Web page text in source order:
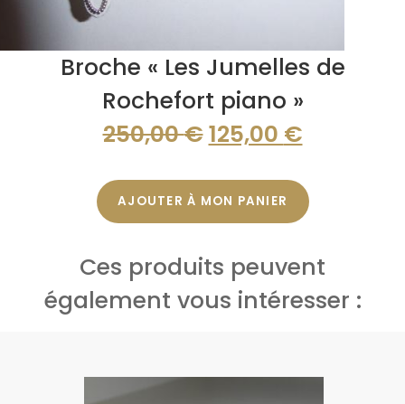
Broche « Les Jumelles de
Rochefort piano »
250,00€Le
initial
était :
250,00 €.
125,00 €Le
actuel
125,00 €.
AJOUTER À MON PANIER
Ces produits peuvent
également vous intéresser :